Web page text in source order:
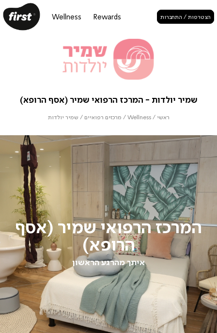
הצטרפות / התחברות Rewards
Wellness
שמיר יולדות - המרכז הרפואי שמיר (אסף הרופא)
ראשי /
Wellness
/ מרכזים רפואיים / שמיר יולדות
המרכז הרפואי שמיר (אסף
הרופא)
איתך מהרגע הראשון